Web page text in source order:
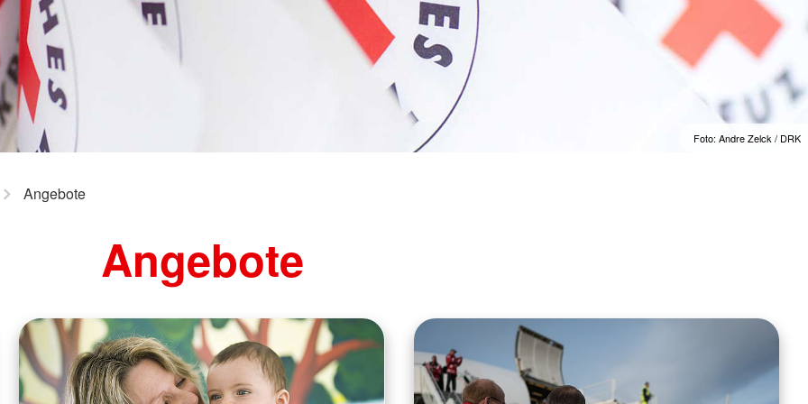
Duales
DRK
Foto: Andre Zelck / DRK
Angebote
Angebote